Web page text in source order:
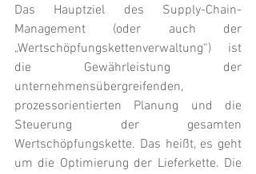
Das Hauptziel des Supply-Chain-
Management (oder auch der
„Wertschöpfungskettenverwaltung“) ist
die Gewährleistung der
unternehmensübergreifenden,
prozessorientierten Planung und die
Steuerung der gesamten
Wertschöpfungskette. Das heißt, es geht
um die Optimierung der Lieferkette. Die